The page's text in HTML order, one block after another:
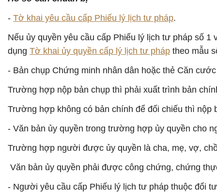
- Tờ khai yêu cầu cấp Phiếu lý lịch tư pháp.
Nếu ủy quyền yêu cầu cấp Phiếu lý lịch tư pháp số
dụng Tờ khai ủy quyền cấp lý lịch tư pháp theo mẫu
- Bản chụp Chứng minh nhân dân hoặc thẻ Căn
Trường hợp nộp bản chụp thì phải xuất trình bản
Trường hợp không có bản chính để đối chiếu thì
- Văn bản ủy quyền trong trường hợp ủy quyền cho
Trường hợp người được ủy quyền là cha, mẹ, vợ,
Văn bản ủy quyền phải được công chứng, chứng
- Người yêu cầu cấp Phiếu lý lịch tư pháp thuộc đối